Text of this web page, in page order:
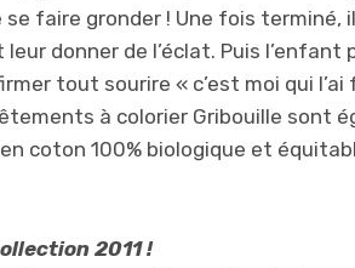
se faire gronder ! Une fois terminé,
leur donner de l’éclat. Puis
tout sourire « c’est moi qui
à colorier Gribouille sont
coton 100% biologique et
2011 !